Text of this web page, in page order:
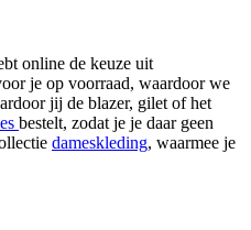
online de keuze uit
je op voorraad, waardoor we
jij de blazer, gilet of het
bestelt, zodat je je daar geen
dameskleding, waarmee je